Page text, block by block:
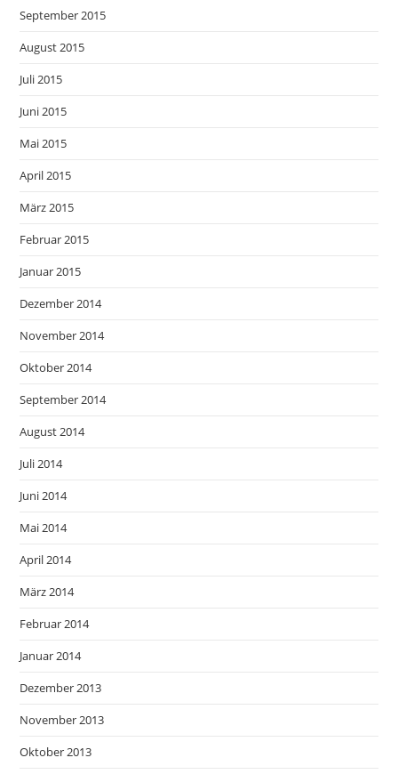
September 2015
August 2015
Juli 2015
Juni 2015
Mai 2015
April 2015
März 2015
Februar 2015
Januar 2015
Dezember 2014
November 2014
Oktober 2014
September 2014
August 2014
Juli 2014
Juni 2014
Mai 2014
April 2014
März 2014
Februar 2014
Januar 2014
Dezember 2013
November 2013
Oktober 2013